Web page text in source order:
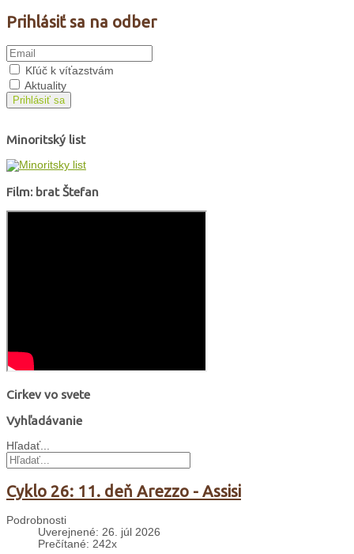
Prihlásiť sa na odber
Kľúč k víťazstvám
Aktuality
Prihlásiť sa
Minoritský list
Film: brat Štefan
Cirkev vo svete
Vyhľadávanie
Hľadať...
Cyklo 26: 11. deň Arezzo - Assisi
Podrobnosti
Uverejnené: 26. júl 2026
Prečítané: 242x